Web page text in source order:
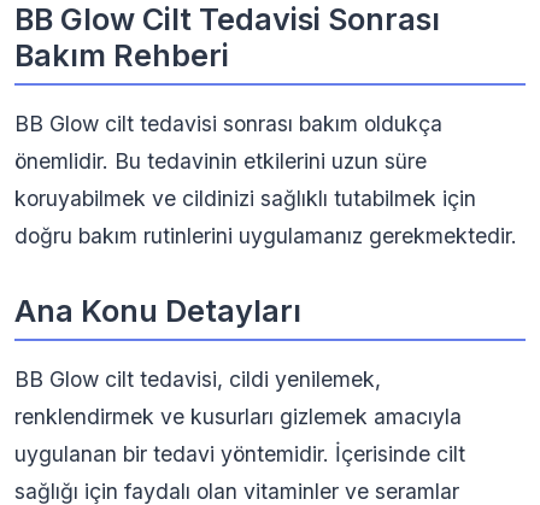
BB Glow Cilt Tedavisi Sonrası
Bakım Rehberi
BB Glow cilt tedavisi sonrası bakım oldukça
önemlidir. Bu tedavinin etkilerini uzun süre
koruyabilmek ve cildinizi sağlıklı tutabilmek için
doğru bakım rutinlerini uygulamanız gerekmektedir.
Ana Konu Detayları
BB Glow cilt tedavisi, cildi yenilemek,
renklendirmek ve kusurları gizlemek amacıyla
uygulanan bir tedavi yöntemidir. İçerisinde cilt
sağlığı için faydalı olan vitaminler ve seramlar